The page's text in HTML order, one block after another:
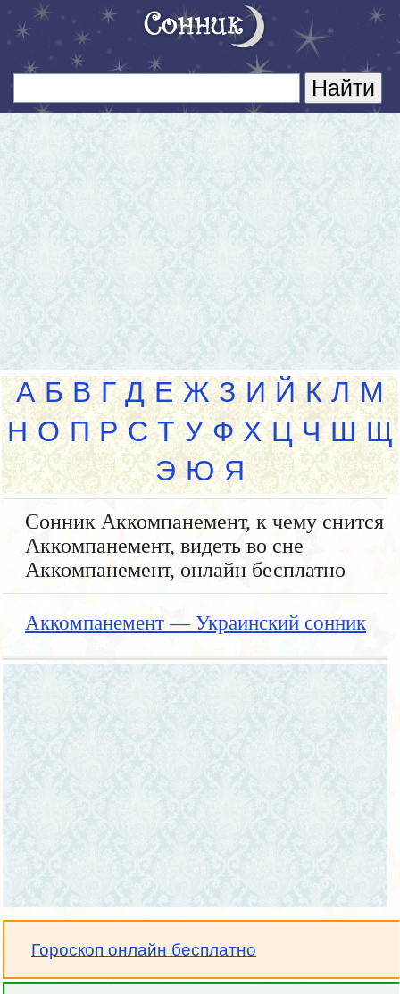
А Б В Г Д Е Ж З И Й К Л М
Н О П Р С Т У Ф Х Ц Ч Ш Щ
Э Ю Я
Сонник Аккомпанемент, к чему снится
Аккомпанемент, видеть во сне
Аккомпанемент, онлайн бесплатно
Аккомпанемент — Украинский сонник
Гороскоп онлайн бесплатно